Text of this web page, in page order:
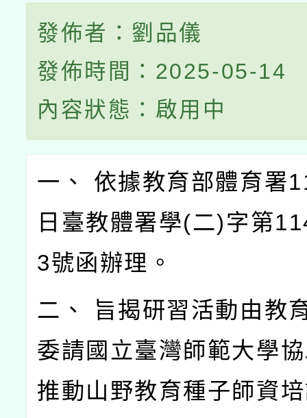
發佈者：劉品儀
發佈時間：2025-05-14
內容狀態：啟用中
一、 依據教育部體育署
日臺教體署學(二)字第
3號函辦理。
二、 旨揭研習活動由教
委請國立臺灣師範大學
推動山野教育種子師資